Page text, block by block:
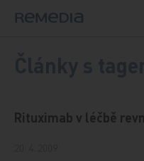
Rituximab v léčbě